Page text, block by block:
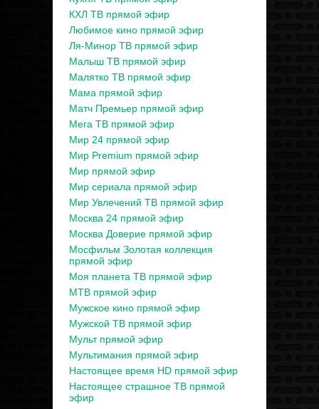
КХЛ ТВ прямой эфир
Любимое кино прямой эфир
Ля-Минор ТВ прямой эфир
Малыш ТВ прямой эфир
Малятко ТВ прямой эфир
Мама прямой эфир
Матч Премьер прямой эфир
Мега ТВ прямой эфир
Мир 24 прямой эфир
Мир Premium прямой эфир
Мир прямой эфир
Мир сериала прямой эфир
Мир Увлечений ТВ прямой эфир
Москва 24 прямой эфир
Москва Доверие прямой эфир
Мосфильм Золотая коллекция
прямой эфир
Моя планета ТВ прямой эфир
МТВ прямой эфир
Мужское кино прямой эфир
Мужской ТВ прямой эфир
Мульт прямой эфир
Мультимания прямой эфир
Настоящее время HD прямой эфир
Настоящее страшное ТВ прямой
эфир